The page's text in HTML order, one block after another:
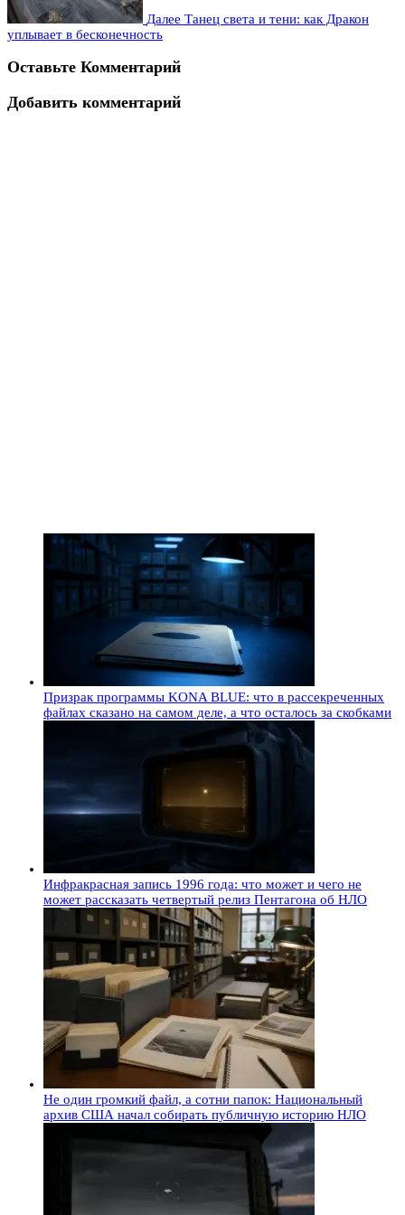
Далее Танец света и тени: как Дракон
уплывает в бесконечность
Оставьте Комментарий
Добавить комментарий
Призрак программы KONA BLUE: что в рассекреченных
файлах сказано на самом деле, а что осталось за скобками
Инфракрасная запись 1996 года: что может и чего не
может рассказать четвертый релиз Пентагона об НЛО
Не один громкий файл, а сотни папок: Национальный
архив США начал собирать публичную историю НЛО